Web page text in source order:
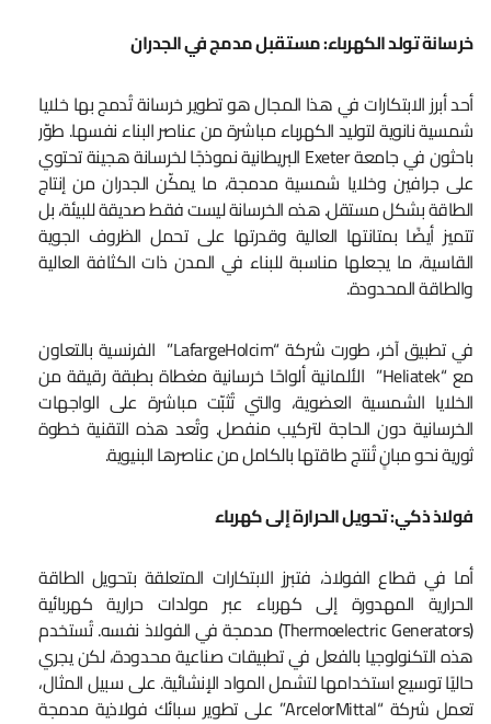
خرسانة تولد الكهرباء: مستقبل مدمج في الجدران
أحد أبرز الابتكارات في هذا المجال هو تطوير خرسانة تُدمج بها خلايا
شمسية نانوية لتوليد الكهرباء مباشرة من عناصر البناء نفسها. طوّر
باحثون في جامعة Exeter البريطانية نموذجًا لخرسانة هجينة تحتوي
على جرافين وخلايا شمسية مدمجة، ما يمكّن الجدران من إنتاج
الطاقة بشكل مستقل. هذه الخرسانة ليست فقط صديقة للبيئة، بل
تتميز أيضًا بمتانتها العالية وقدرتها على تحمل الظروف الجوية
القاسية، ما يجعلها مناسبة للبناء في المدن ذات الكثافة العالية
والطاقة المحدودة.
في تطبيق آخر، طورت شركة “LafargeHolcim” الفرنسية بالتعاون
مع “Heliatek” الألمانية ألواحًا خرسانية مغطاة بطبقة رقيقة من
الخلايا الشمسية العضوية، والتي تُثبّت مباشرة على الواجهات
الخرسانية دون الحاجة لتركيب منفصل. وتُعد هذه التقنية خطوة
ثورية نحو مبانٍ تُنتج طاقتها بالكامل من عناصرها البنيوية.
فولاذ ذكي: تحويل الحرارة إلى كهرباء
أما في قطاع الفولاذ، فتبرز الابتكارات المتعلقة بتحويل الطاقة
الحرارية المهدورة إلى كهرباء عبر مولدات حرارية كهربائية
(Thermoelectric Generators) مدمجة في الفولاذ نفسه. تُستخدم
هذه التكنولوجيا بالفعل في تطبيقات صناعية محدودة، لكن يجري
حاليًا توسيع استخدامها لتشمل المواد الإنشائية. على سبيل المثال،
تعمل شركة “ArcelorMittal” على تطوير سبائك فولاذية مدمجة